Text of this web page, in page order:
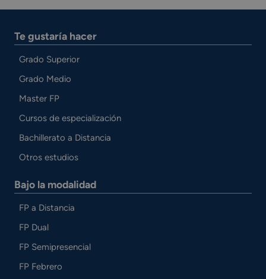
Te gustaría hacer
Grado Superior
Grado Medio
Master FP
Cursos de especialización
Bachillerato a Distancia
Otros estudios
Bajo la modalidad
FP a Distancia
FP Dual
FP Semipresencial
FP Febrero